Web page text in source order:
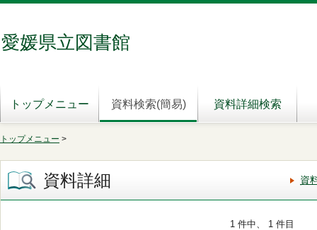
愛媛県立図書館
トップメニュー 資料検索(簡易) 資料詳細検索
トップメニュー >
資料詳細 資
1 件中、 1 件目